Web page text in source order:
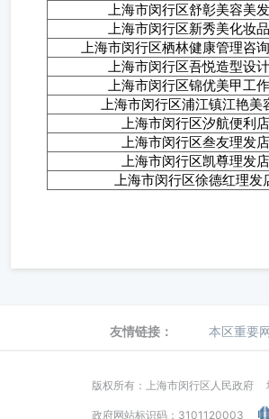
上海市闵行区舒彰美容美
上海市闵行区新秀美化妆
上海市闵行区栖林健康管理咨
上海市闵行区吾悦造型设
上海市闵行区锦优美甲工
上海市闵行区浦江镇江艳美
上海市闵行区汐航便利店
上海市闵行区叁友理发店
上海市闵行区凯尊理发店
上海市闵行区徐德红理发
友情链接： 本区重要
版权所有：上海市闵行区人民政府
政府网站标识码：3101120003